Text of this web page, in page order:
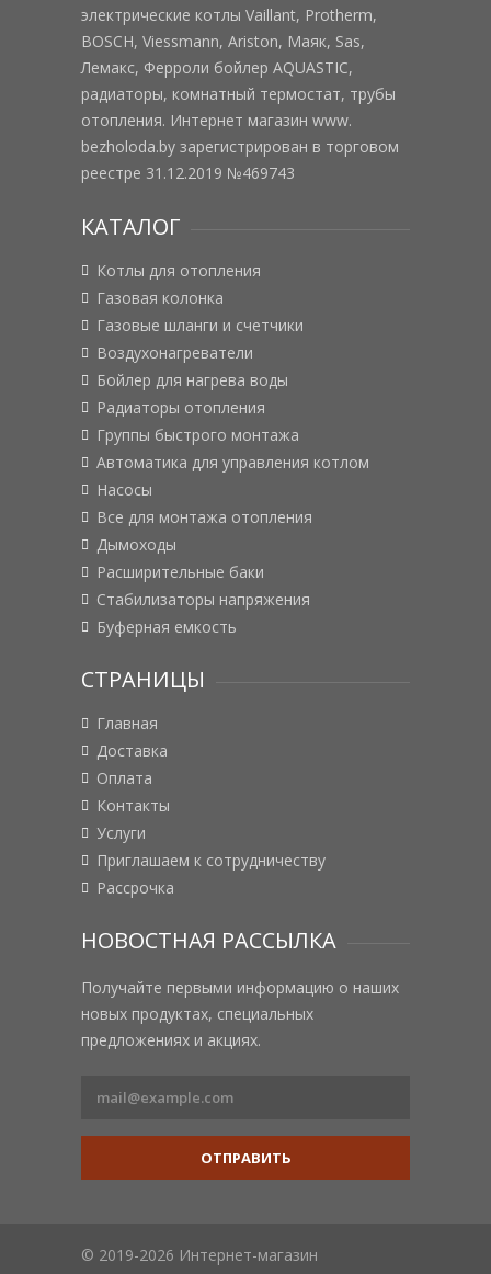
электрические котлы Vaillant, Protherm,
BOSCH, Viessmann, Ariston, Маяк, Sas,
Лемакс, Ферроли бойлер AQUASTIC,
радиаторы, комнатный термостат, трубы
отопления. Интернет магазин www.
bezholoda.by зарегистрирован в торговом
реестре 31.12.2019 №469743
КАТАЛОГ
Котлы для отопления
Газовая колонка
Газовые шланги и счетчики
Воздухонагреватели
Бойлер для нагрева воды
Радиаторы отопления
Группы быстрого монтажа
Автоматика для управления котлом
Насосы
Все для монтажа отопления
Дымоходы
Расширительные баки
Стабилизаторы напряжения
Буферная емкость
СТРАНИЦЫ
Главная
Доставка
Оплата
Контакты
Услуги
Приглашаем к сотрудничеству
Рассрочка
НОВОСТНАЯ РАССЫЛКА
Получайте первыми информацию о наших
новых продуктах, специальных
предложениях и акциях.
ОТПРАВИТЬ
© 2019-2026 Интернет-магазин